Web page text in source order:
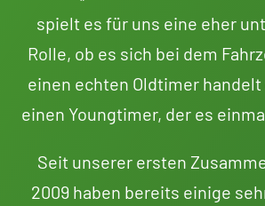
spielt es für uns eine eher
Rolle, ob es sich bei dem
einen echten Oldtimer handelt
einen Youngtimer, der es
Seit unserer ersten
2009 haben bereits einige